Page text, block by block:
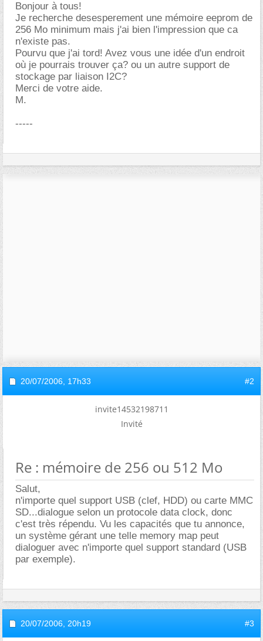
Bonjour à tous!
Je recherche desesperement une mémoire eeprom de
256 Mo minimum mais j'ai bien l'impression que ca
n'existe pas.
Pourvu que j'ai tord! Avez vous une idée d'un endroit
où je pourrais trouver ça? ou un autre support de
stockage par liaison I2C?
Merci de votre aide.
M.
-----
20/07/2006, 17h33 #2
invite14532198711
Invité
Re : mémoire de 256 ou 512 Mo
Salut,
n'importe quel support USB (clef, HDD) ou carte MMC
SD...dialogue selon un protocole data clock, donc
c'est très répendu. Vu les capacités que tu annonce,
un système gérant une telle memory map peut
dialoguer avec n'importe quel support standard (USB
par exemple).
20/07/2006, 20h19 #3